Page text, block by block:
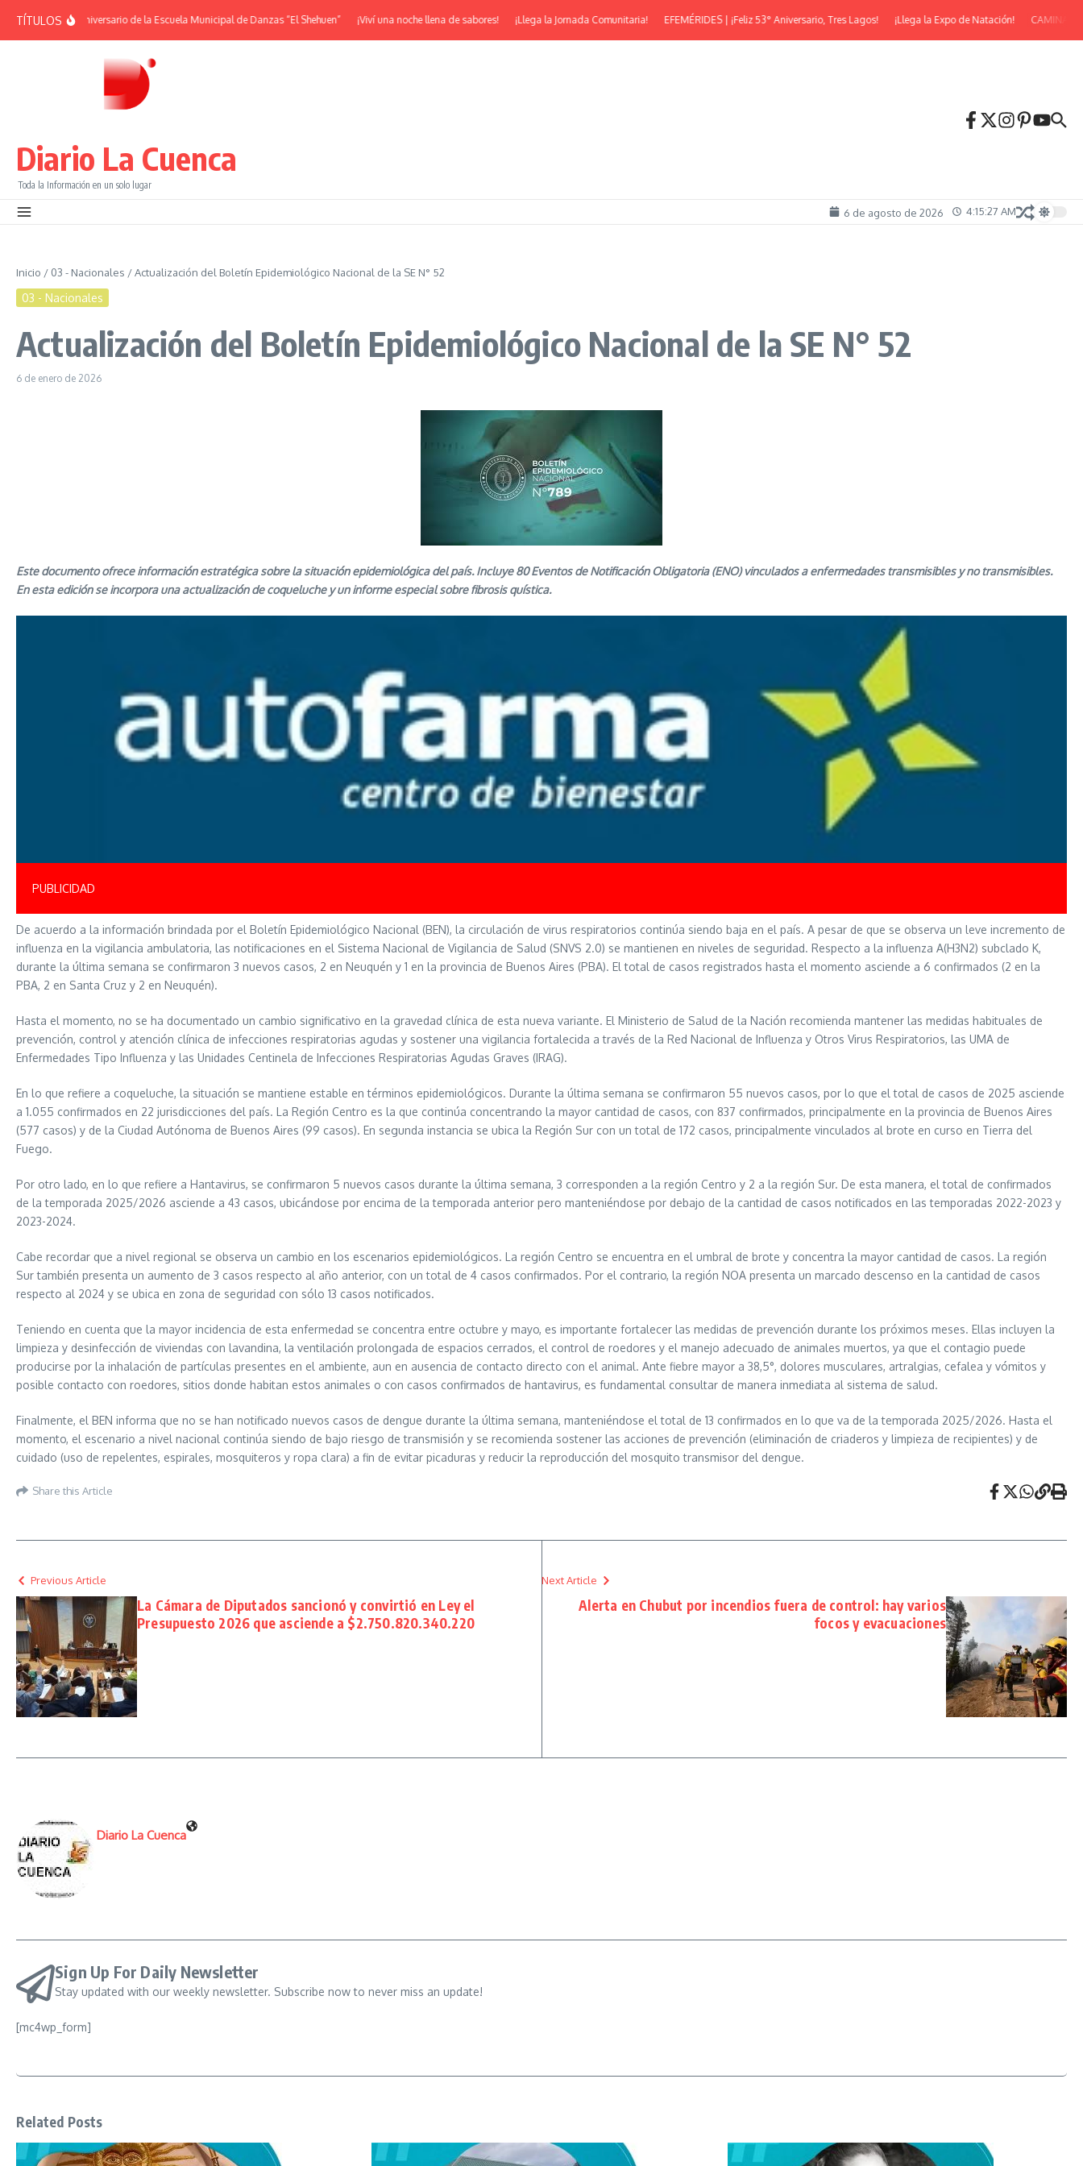
TÍTULOS| 38° Aniversario de la Escuela Municipal de Danzas “El Shehuen” ¡Viví una noche llena de sabores! ¡Llega la Jornada Comunitaria! EFEMÉRIDES | ¡Feliz 53° Aniversario, Tres Lagos! ¡Llega la Expo de Natación! CAMINATA
Diario La Cuenca
Toda la Información en un solo lugar
6 de agosto de 2026 4:15:27 AM
Inicio / 03 - Nacionales /Actualización del Boletín Epidemiológico Nacional de la SE N° 52
03 - Nacionales
Actualización del Boletín Epidemiológico Nacional de la SE N° 52
6 de enero de 2026
Este documento ofrece información estratégica sobre la situación epidemiológica del país. Incluye 80 Eventos de Notificación Obligatoria (ENO) vinculados a enfermedades transmisibles y no transmisibles.
En esta edición se incorpora una actualización de coqueluche y un informe especial sobre fibrosis quística.
PUBLICIDAD
De acuerdo a la información brindada por el Boletín Epidemiológico Nacional (BEN), la circulación de virus respiratorios continúa siendo baja en el país. A pesar de que se observa un leve incremento de
influenza en la vigilancia ambulatoria, las notificaciones en el Sistema Nacional de Vigilancia de Salud (SNVS 2.0) se mantienen en niveles de seguridad. Respecto a la influenza A(H3N2) subclado K,
durante la última semana se confirmaron 3 nuevos casos, 2 en Neuquén y 1 en la provincia de Buenos Aires (PBA). El total de casos registrados hasta el momento asciende a 6 confirmados (2 en la
PBA, 2 en Santa Cruz y 2 en Neuquén).
Hasta el momento, no se ha documentado un cambio significativo en la gravedad clínica de esta nueva variante. El Ministerio de Salud de la Nación recomienda mantener las medidas habituales de
prevención, control y atención clínica de infecciones respiratorias agudas y sostener una vigilancia fortalecida a través de la Red Nacional de Influenza y Otros Virus Respiratorios, las UMA de
Enfermedades Tipo Influenza y las Unidades Centinela de Infecciones Respiratorias Agudas Graves (IRAG).
En lo que refiere a coqueluche, la situación se mantiene estable en términos epidemiológicos. Durante la última semana se confirmaron 55 nuevos casos, por lo que el total de casos de 2025 asciende
a 1.055 confirmados en 22 jurisdicciones del país. La Región Centro es la que continúa concentrando la mayor cantidad de casos, con 837 confirmados, principalmente en la provincia de Buenos Aires
(577 casos) y de la Ciudad Autónoma de Buenos Aires (99 casos). En segunda instancia se ubica la Región Sur con un total de 172 casos, principalmente vinculados al brote en curso en Tierra del
Fuego.
Por otro lado, en lo que refiere a Hantavirus, se confirmaron 5 nuevos casos durante la última semana, 3 corresponden a la región Centro y 2 a la región Sur. De esta manera, el total de confirmados
de la temporada 2025/2026 asciende a 43 casos, ubicándose por encima de la temporada anterior pero manteniéndose por debajo de la cantidad de casos notificados en las temporadas 2022-2023 y
2023-2024.
Cabe recordar que a nivel regional se observa un cambio en los escenarios epidemiológicos. La región Centro se encuentra en el umbral de brote y concentra la mayor cantidad de casos. La región
Sur también presenta un aumento de 3 casos respecto al año anterior, con un total de 4 casos confirmados. Por el contrario, la región NOA presenta un marcado descenso en la cantidad de casos
respecto al 2024 y se ubica en zona de seguridad con sólo 13 casos notificados.
Teniendo en cuenta que la mayor incidencia de esta enfermedad se concentra entre octubre y mayo, es importante fortalecer las medidas de prevención durante los próximos meses. Ellas incluyen la
limpieza y desinfección de viviendas con lavandina, la ventilación prolongada de espacios cerrados, el control de roedores y el manejo adecuado de animales muertos, ya que el contagio puede
producirse por la inhalación de partículas presentes en el ambiente, aun en ausencia de contacto directo con el animal. Ante fiebre mayor a 38,5°, dolores musculares, artralgias, cefalea y vómitos y
posible contacto con roedores, sitios donde habitan estos animales o con casos confirmados de hantavirus, es fundamental consultar de manera inmediata al sistema de salud.
Finalmente, el BEN informa que no se han notificado nuevos casos de dengue durante la última semana, manteniéndose el total de 13 confirmados en lo que va de la temporada 2025/2026. Hasta el
momento, el escenario a nivel nacional continúa siendo de bajo riesgo de transmisión y se recomienda sostener las acciones de prevención (eliminación de criaderos y limpieza de recipientes) y de
cuidado (uso de repelentes, espirales, mosquiteros y ropa clara) a fin de evitar picaduras y reducir la reproducción del mosquito transmisor del dengue.
Share this Article
Previous Article
La Cámara de Diputados sancionó y convirtió en Ley el
Presupuesto 2026 que asciende a $2.750.820.340.220
Next Article
Alerta en Chubut por incendios fuera de control: hay varios
focos y evacuaciones
Diario La Cuenca
Sign Up For Daily Newsletter
Stay updated with our weekly newsletter. Subscribe now to never miss an update!
[mc4wp_form]
Related Posts